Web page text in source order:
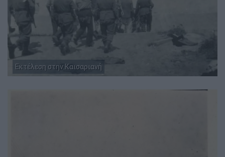
Εκτέλεση στην Καισαριανή